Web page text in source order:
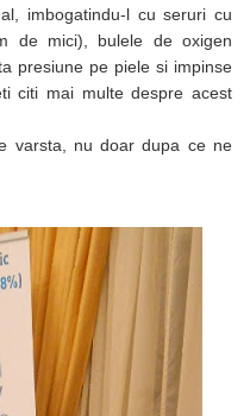
imbogatindu-l cu seruri cu
de mici), bulele de oxigen
presiune pe piele si impinse
citi mai multe despre acest
varsta, nu doar dupa ce ne